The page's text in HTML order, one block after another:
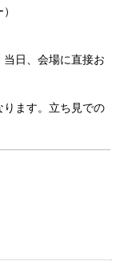
）
日、会場に直接お
ます。立ち見での